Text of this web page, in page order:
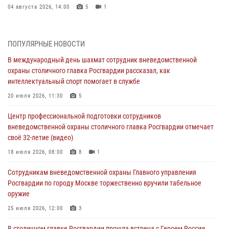
04 августа 2026, 14:00 5 1
На востоке Москвы сотрудники Росгвардии задержали мужчину,
находящегося в федеральном розыске (видео)
03 августа 2026, 12:00
Московские росгвардейцы пришли на помощь семье, у которой
сломался автомобиль на проезжей части (Видео)
02 августа 2026, 10:00
клуба «Лето Побед» со службой вневедомственной охраны (Видео)
01 августа 2026, 12:00
Столичные росгвардейцы почтили память российских воинов,
ПОПУЛЯРНЫЕ НОВОСТИ
В международный день шахмат сотрудник вневедомственной
охраны столичного главка Росгвардии рассказал, как
интеллектуальный спорт помогает в службе
20 июля 2026, 11:30 5
Центр профессиональной подготовки сотрудников
вневедомственной охраны столичного главка Росгвардии отмечает
своё 32-летие (видео)
18 июля 2026, 08:00 8 1
Сотрудникам вневедомственной охраны Главного управления
Росгвардии по городу Москве торжественно вручили табельное
оружие
25 июля 2026, 12:00 3